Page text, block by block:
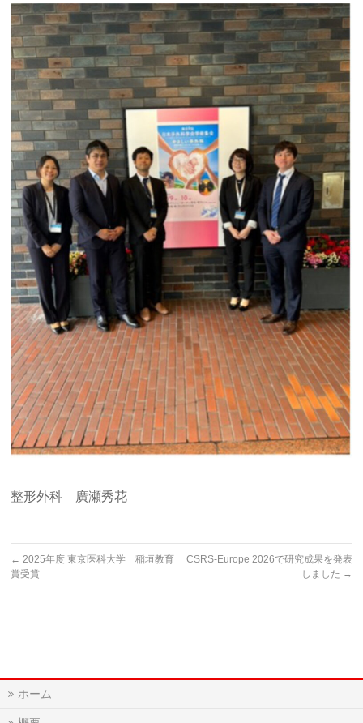
整形外科 廣瀬秀花
← 2025年度 東京医科大学 稲垣教育
賞受賞
CSRS-Europe 2026で研究成果を発表
しました →
ホーム